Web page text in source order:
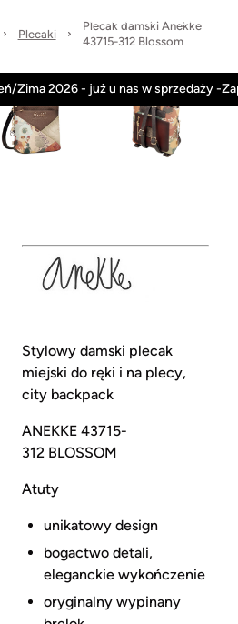
Regulamin
Zima 2026 - już u nas w sprzedaży -
Plecaki
Plecak damski Anekke
43715-312 Blossom
Stylowy damski plecak
miejski do ręki i na plecy,
city backpack
ANEKKE 43715-
312 BLOSSOM
Atuty
unikatowy design
bogactwo detali,
eleganckie wykończenie
oryginalny wypinany